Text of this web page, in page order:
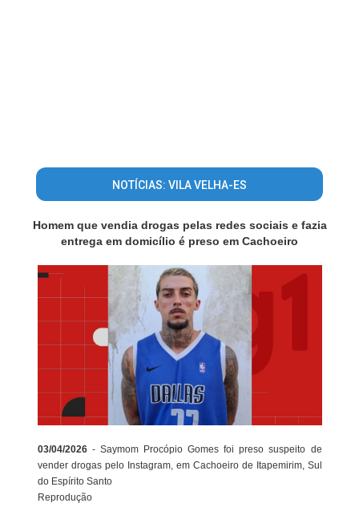
NOTÍCIAS: VILA VELHA-ES
Homem que vendia drogas pelas redes sociais e fazia
entrega em domicílio é preso em Cachoeiro
03/04/2026 - Saymom Procópio Gomes foi preso suspeito de
vender drogas pelo Instagram, em Cachoeiro de Itapemirim, Sul
do Espírito Santo
Reprodução